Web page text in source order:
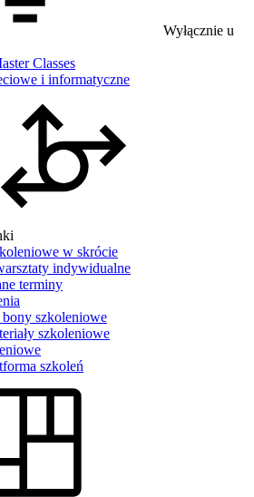
Wyłącznie u
Classes
i informatyczne
w skrócie
indywidualne
terminy
szkoleniowe
szkoleniowe
szkoleń